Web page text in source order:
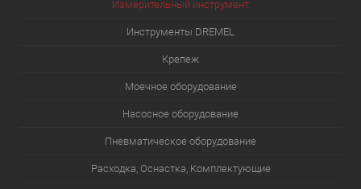
Измерительный инструмент
Инструменты DREMEL
Крепеж
Моечное оборудование
Насосное оборудование
Пневматическое оборудование
Расходка, Оснастка, Комплектующие